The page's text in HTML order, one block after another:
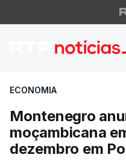
ECONOMIA
Montenegro
moçambicana
dezembro em